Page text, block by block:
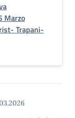
Marzo
Trapani-